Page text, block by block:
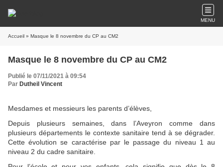
MENU
Accueil » Masque le 8 novembre du CP au CM2
Masque le 8 novembre du CP au CM2
Publié le 07/11/2021 à 09:54
Par Dutheil Vincent
Mesdames et messieurs les parents d’élèves,
Depuis plusieurs semaines, dans l’Aveyron comme dans
plusieurs départements le contexte sanitaire tend à se dégrader.
Cette évolution se caractérise par le passage du niveau 1 au
niveau 2 du cadre sanitaire.